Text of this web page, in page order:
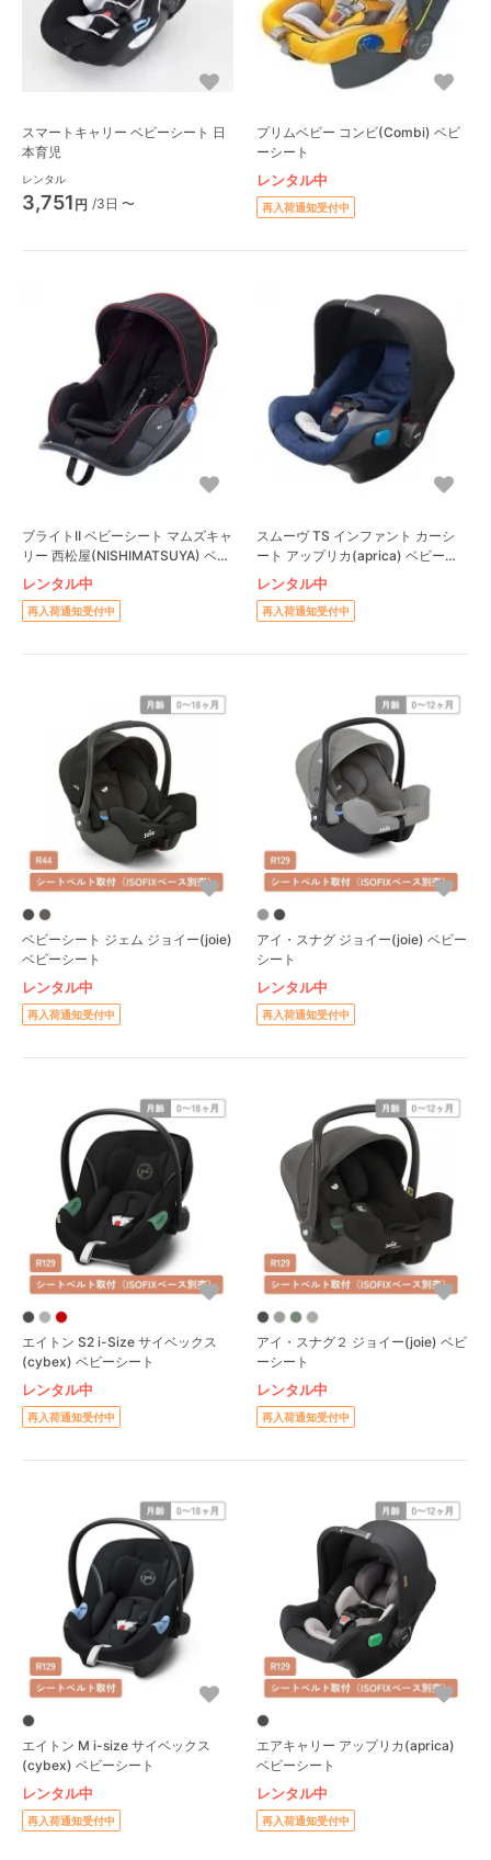
スマートキャリー ベビーシート 日
本育児
レンタル
3,751 円 /3日 〜
プリムベビー コンビ(Combi) ベビ
ーシート
レンタル中
再入荷通知受付中
ブライトII ベビーシート マムズキャ
リー 西松屋(NISHIMATSUYA) ベビ
ーシート
レンタル中
再入荷通知受付中
スムーヴ TS インファント カーシ
ート アップリカ(aprica) ベビーシ
ート R003
レンタル中
再入荷通知受付中
ベビーシート ジェム ジョイー(joie)
ベビーシート
レンタル中
再入荷通知受付中
アイ・スナグ ジョイー(joie) ベビー
シート
レンタル中
再入荷通知受付中
エイトン S2 i-Size サイベックス
(cybex) ベビーシート
レンタル中
再入荷通知受付中
アイ・スナグ２ ジョイー(joie) ベビ
ーシート
レンタル中
再入荷通知受付中
エイトン M i-size サイベックス
(cybex) ベビーシート
レンタル中
再入荷通知受付中
エアキャリー アップリカ(aprica)
ベビーシート
レンタル中
再入荷通知受付中